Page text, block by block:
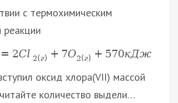
с термохимическим
реакции
= 2Cl 2(г) + 7O2(г) + 570кДж
оксид хлора(VII) массой
количество выдели…